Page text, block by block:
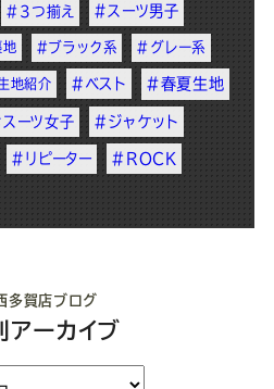
#3つ揃え #スーツ男子
#ブラック系 #グレー系
地紹介 #ベスト #春夏生地
ーツ女子 #ジャケット
#リピーター #ROCK
多賀店ブログ
アーカイブ